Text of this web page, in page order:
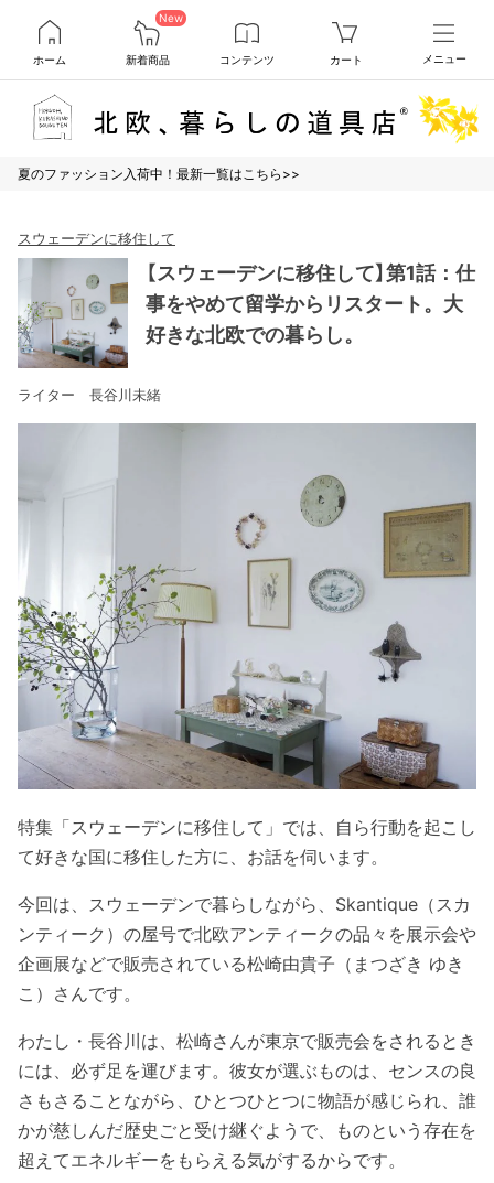
ホーム
New
新着商品 コンテンツ カート メニュー
夏のファッション入荷中！最新一覧はこちら>>
スウェーデンに移住して
【スウェーデンに移住して】第1話：仕
事をやめて留学からリスタート。大
好きな北欧での暮らし。
ライター 長谷川未緒
特集「スウェーデンに移住して」では、自ら行動を起こし
て好きな国に移住した方に、お話を伺います。
今回は、スウェーデンで暮らしながら、Skantique（スカ
ンティーク）の屋号で北欧アンティークの品々を展示会や
企画展などで販売されている松崎由貴子（まつざき ゆき
こ）さんです。
わたし・長谷川は、松崎さんが東京で販売会をされるとき
には、必ず足を運びます。彼女が選ぶものは、センスの良
さもさることながら、ひとつひとつに物語が感じられ、誰
かが慈しんだ歴史ごと受け継ぐようで、ものという存在を
超えてエネルギーをもらえる気がするからです。